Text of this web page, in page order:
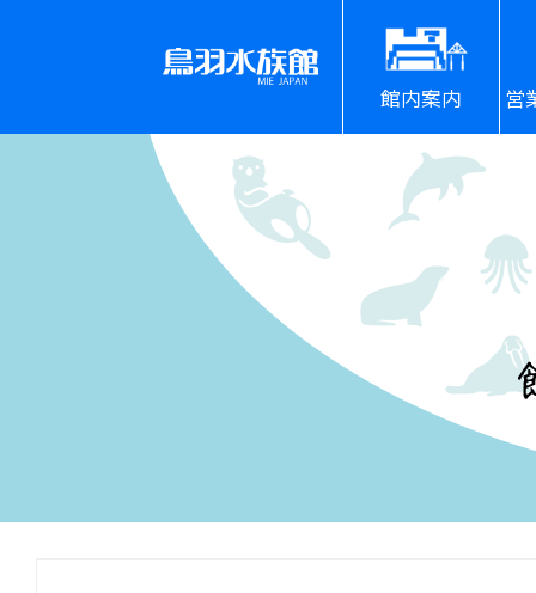
館内案内 営